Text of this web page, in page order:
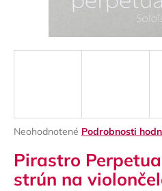
Priemerné
produktu
je
0,0
Neohodnotené Podrobnosti
Pirastro
strún na
ť
?